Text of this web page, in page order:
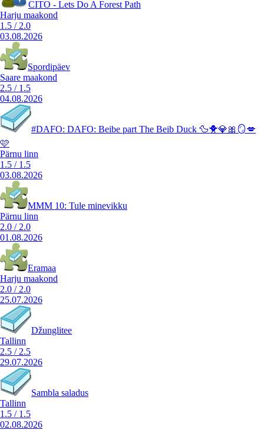
CITO - Lets Do A Forest Path
Harju maakond
1.5 / 2.0
03.08.2026
Spordipäev
Saare maakond
2.5 / 1.5
04.08.2026
#DAFO: DAFO: Beibe part The Beib Duck 🦆🐥💎🎀🪞💋
🩷
Pärnu linn
1.5 / 1.5
03.08.2026
MMM 10: Tule minevikku
Pärnu linn
2.0 / 2.0
01.08.2026
Eramaa
Harju maakond
2.0 / 2.0
25.07.2026
Džunglitee
Tallinn
2.5 / 2.5
29.07.2026
Sambla saladus
Tallinn
1.5 / 1.5
02.08.2026